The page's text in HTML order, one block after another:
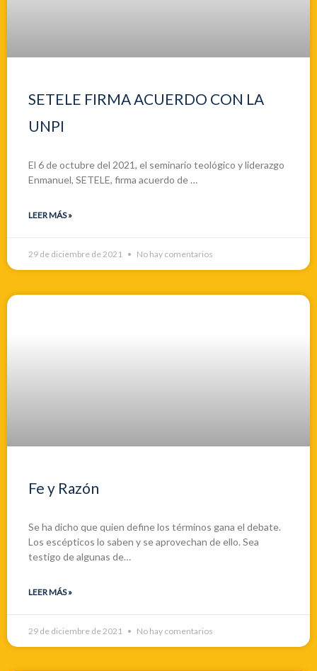
SETELE FIRMA ACUERDO CON LA
UNPI
El 6 de octubre del 2021, el seminario teológico y liderazgo
Enmanuel, SETELE, firma acuerdo de …
LEER MÁS »
29 de diciembre de 2021 No hay comentarios
Fe y Razón
Se ha dicho que quien define los términos gana el debate.
Los escépticos lo saben y se aprovechan de ello. Sea
testigo de algunas de…
LEER MÁS »
29 de diciembre de 2021 No hay comentarios